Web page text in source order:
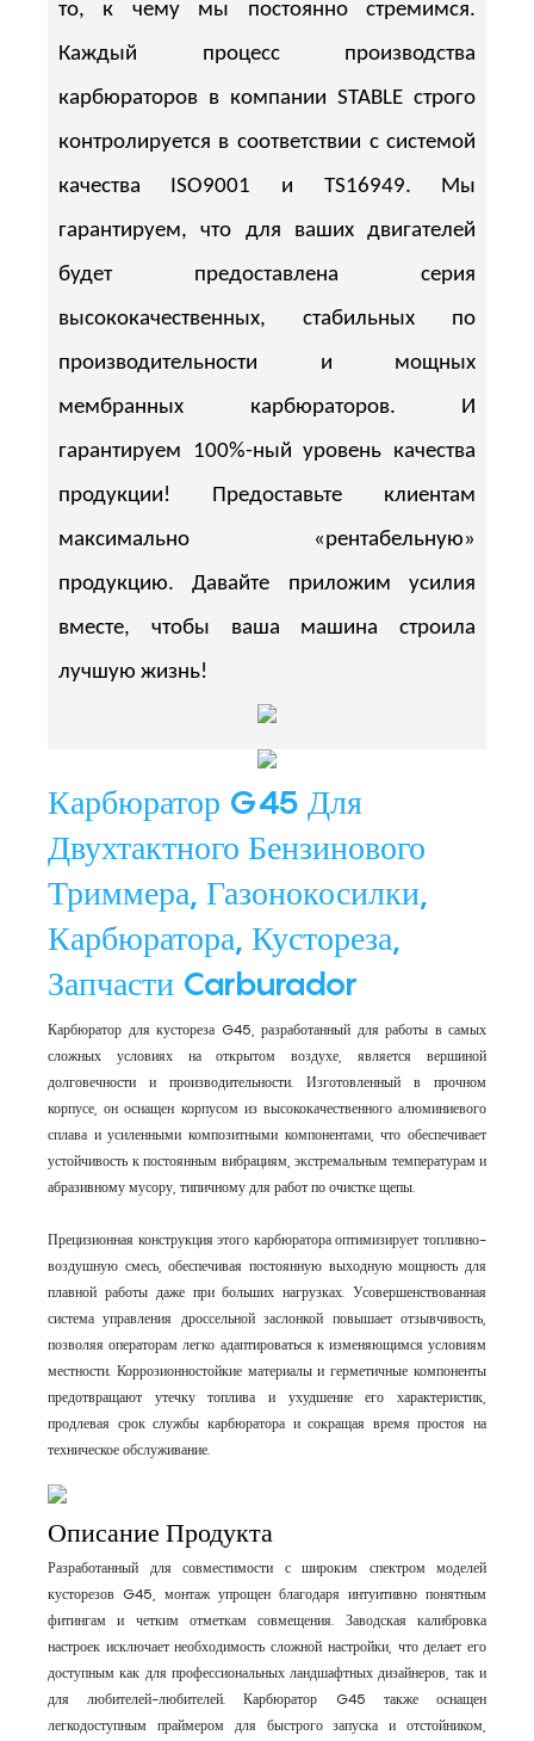
то, к чему мы постоянно стремимся.
Каждый процесс производства
карбюраторов в компании STABLE строго
контролируется в соответствии с системой
качества ISO9001 и TS16949. Мы
гарантируем, что для ваших двигателей
будет предоставлена серия
высококачественных, стабильных по
производительности и мощных
мембранных карбюраторов. И
гарантируем 100%-ный уровень качества
продукции! Предоставьте клиентам
максимально «рентабельную»
продукцию. Давайте приложим усилия
вместе, чтобы ваша машина строила
лучшую жизнь!
Карбюратор G45 Для
Двухтактного Бензинового
Триммера, Газонокосилки,
Карбюратора, Кустореза,
Запчасти Carburador
Карбюратор для кустореза G45, разработанный для работы в самых
сложных условиях на открытом воздухе, является вершиной
долговечности и производительности. Изготовленный в прочном
корпусе, он оснащен корпусом из высококачественного алюминиевого
сплава и усиленными композитными компонентами, что обеспечивает
устойчивость к постоянным вибрациям, экстремальным температурам и
абразивному мусору, типичному для работ по очистке щепы.
Прецизионная конструкция этого карбюратора оптимизирует топливно-
воздушную смесь, обеспечивая постоянную выходную мощность для
плавной работы даже при больших нагрузках. Усовершенствованная
система управления дроссельной заслонкой повышает отзывчивость,
позволяя операторам легко адаптироваться к изменяющимся условиям
местности. Коррозионностойкие материалы и герметичные компоненты
предотвращают утечку топлива и ухудшение его характеристик,
продлевая срок службы карбюратора и сокращая время простоя на
техническое обслуживание.
Описание Продукта
Разработанный для совместимости с широким спектром моделей
кусторезов G45, монтаж упрощен благодаря интуитивно понятным
фитингам и четким отметкам совмещения. Заводская калибровка
настроек исключает необходимость сложной настройки, что делает его
доступным как для профессиональных ландшафтных дизайнеров, так и
для любителей-любителей. Карбюратор G45 также оснащен
легкодоступным праймером для быстрого запуска и отстойником,